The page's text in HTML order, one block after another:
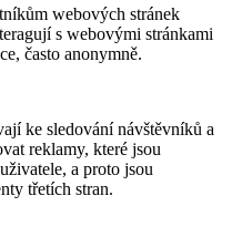
webových stránek
s webovými stránkami
často anonymně.
ke sledování návštěvníků a
reklamy, které jsou
a proto jsou
třetích stran.